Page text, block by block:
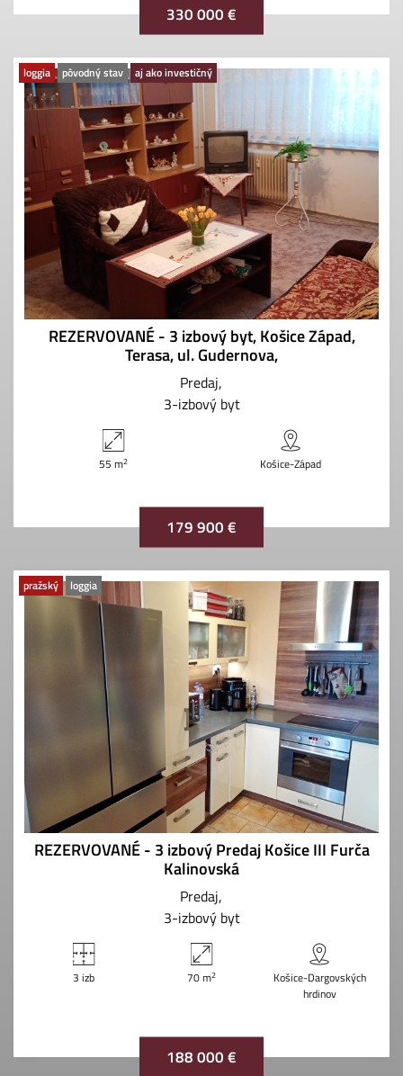
330 000 €
loggia pôvodný stav aj ako investičný
REZERVOVANÉ - 3 izbový byt, Košice Západ,
Terasa, ul. Gudernova,
Predaj
3-izbový byt
55 m2 Košice-Západ
179 900 €
pražský loggia
REZERVOVANÉ - 3 izbový Predaj Košice III Furča
Kalinovská
Predaj
3-izbový byt
3 izb 70 m2
Košice-Dargovských
hrdinov
188 000 €